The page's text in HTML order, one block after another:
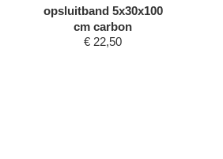
opsluitband 5x30x100
cm carbon
€ 22,50